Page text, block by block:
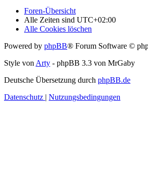
Foren-Übersicht
Alle Zeiten sind UTC+02:00
Alle Cookies löschen
Powered by phpBB® Forum Software ©
Style von Arty - phpBB 3.3 von MrGaby
Deutsche Übersetzung durch phpBB.de
Datenschutz | Nutzungsbedingungen